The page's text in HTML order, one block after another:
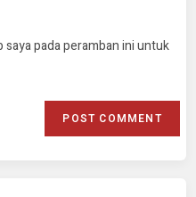
pada peramban ini untuk